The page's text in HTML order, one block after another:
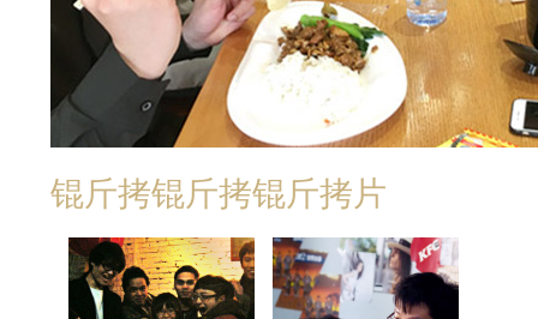
锟斤拷锟斤拷锟斤拷片